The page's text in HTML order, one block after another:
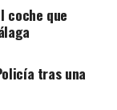
coche que
tras una